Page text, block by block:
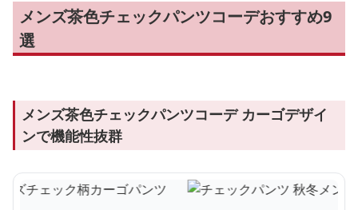
メンズ茶色チェックパンツコーデおすすめ9
選
メンズ茶色チェックパンツコーデ カーゴデザイ
ンで機能性抜群